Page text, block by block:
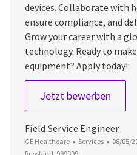
devices. Collaborate with
ensure compliance, and
Grow your career with a
technology. Ready to
equipment? Apply today!
Jetzt bewerben
Field Service Engineer
GE Healthcare Kategorie
Services Datum
08/05/